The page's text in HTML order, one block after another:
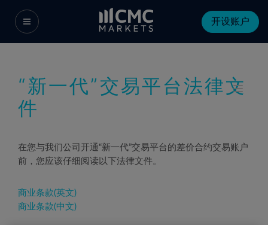
开设账户
“新一代”交易平台法律文
件
在您与我们公司开通“新一代”交易平台的差价合约交易账户
前，您应该仔细阅读以下法律文件。
商业条款(英文)
商业条款(中文)